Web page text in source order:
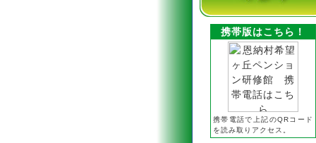
携帯版はこちら！
携帯電話で上記のQRコード
を読み取りアクセス。